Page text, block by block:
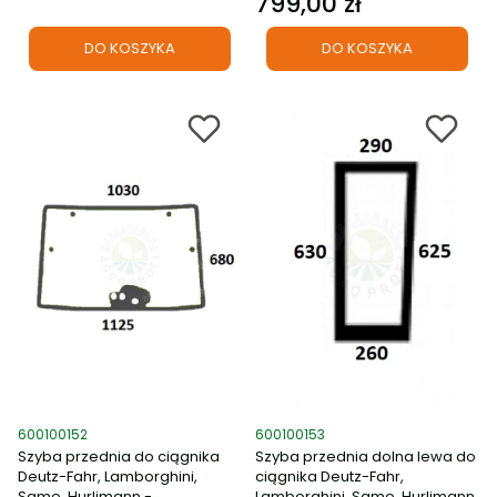
DO KOSZYKA DO KOSZYKA
Kod produktu
600100152
Szyba przednia do ciągnika
Deutz-Fahr, Lamborghini,
Kod produktu
600100153
Szyba przednia dolna lewa do
ciągnika Deutz-Fahr,